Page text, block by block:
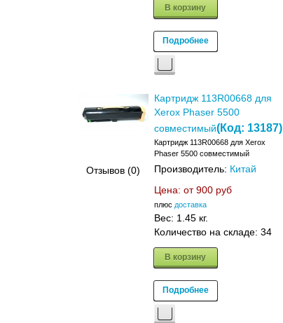
В корзину
Подробнее
Отзывов (0)
Картридж 113R00668 для
Xerox Phaser 5500
совместимый(Код: 13187)
Картридж 113R00668 для Xerox
Phaser 5500 совместимый
Производитель: Китай
Цена: от 900 руб
плюс доставка
Вес: 1.45 кг.
Количество на складе: 34
В корзину
Подробнее